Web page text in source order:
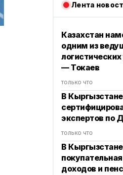
Лента
Казахстан
одним из
— Токаев
только что
В
экспертов по
только что
В
доходов и